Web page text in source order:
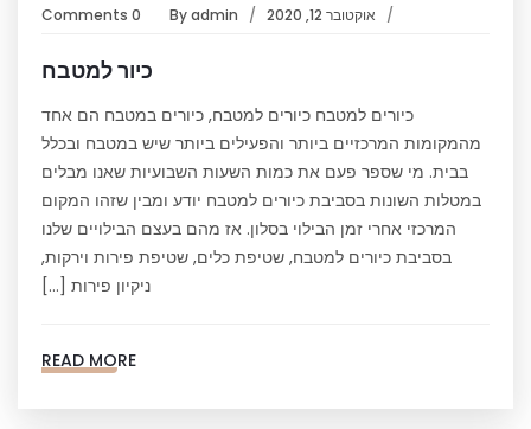
אוקטובר 12, 2020 Byadmin
0 Comments
כיור למטבח
כיורים למטבח כיורים למטבח, כיורים במטבח הם אחד
מהמקומות המרכזיים ביותר והפעילים ביותר שיש במטבח ובכלל
בבית. מי שספר פעם את כמות השעות השבועיות שאנו מבלים
במטלות השונות בסביבת כיורים למטבח יודע ומבין שזהו המקום
המרכזי אחרי זמן הבילוי בסלון. אז מהם בעצם הבילויים שלנו
בסביבת כיורים למטבח, שטיפת כלים, שטיפת פירות וירקות,
ניקיון פירות […]
READ MORE